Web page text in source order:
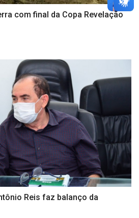
com final da Copa Revelação
Reis faz balanço da